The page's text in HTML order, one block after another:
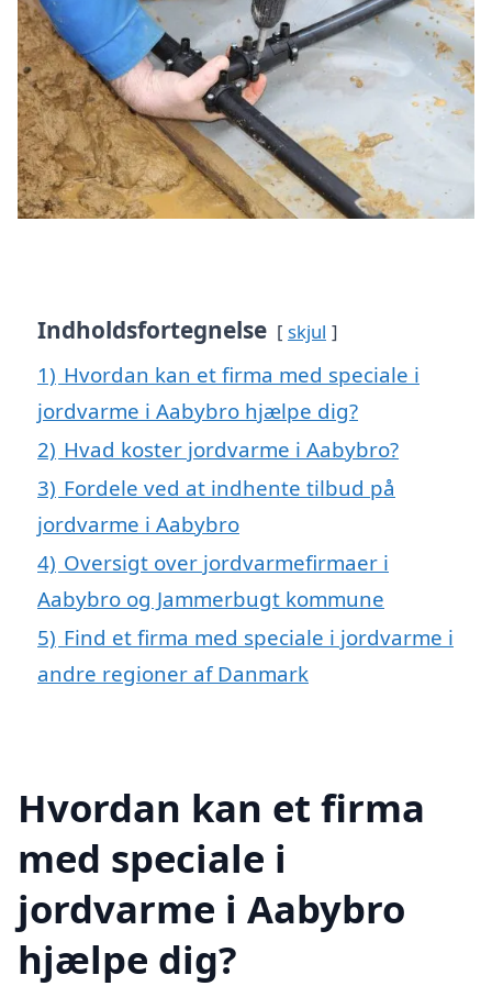
Indholdsfortegnelse skjul
1) Hvordan kan et firma med speciale i
jordvarme i Aabybro hjælpe dig?
2) Hvad koster jordvarme i Aabybro?
3) Fordele ved at indhente tilbud på
jordvarme i Aabybro
4) Oversigt over jordvarmefirmaer i
Aabybro og Jammerbugt kommune
5) Find et firma med speciale i jordvarme i
andre regioner af Danmark
Hvordan kan et firma
med speciale i
jordvarme i Aabybro
hjælpe dig?